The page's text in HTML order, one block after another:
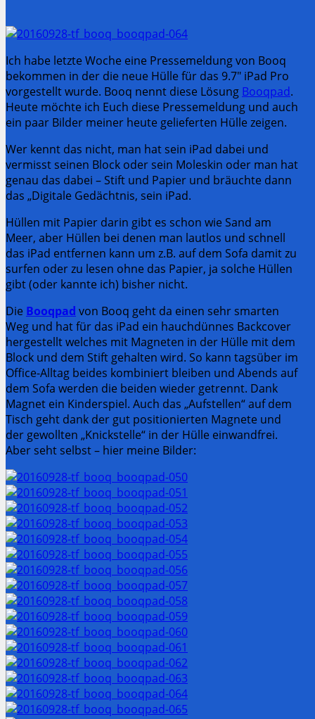
Ich habe letzte Woche eine Pressemeldung von Booq
bekommen in der die neue Hülle für das 9.7″ iPad Pro
vorgestellt wurde. Booq nennt diese Lösung Booqpad.
Heute möchte ich Euch diese Pressemeldung und auch
ein paar Bilder meiner heute gelieferten Hülle zeigen.
Wer kennt das nicht, man hat sein iPad dabei und
vermisst seinen Block oder sein Moleskin oder man hat
genau das dabei – Stift und Papier und bräuchte dann
das „Digitale Gedächtnis, sein iPad.
Hüllen mit Papier darin gibt es schon wie Sand am
Meer, aber Hüllen bei denen man lautlos und schnell
das iPad entfernen kann um z.B. auf dem Sofa damit zu
surfen oder zu lesen ohne das Papier, ja solche Hüllen
gibt (oder kannte ich) bisher nicht.
Die Booqpad von Booq geht da einen sehr smarten
Weg und hat für das iPad ein hauchdünnes Backcover
hergestellt welches mit Magneten in der Hülle mit dem
Block und dem Stift gehalten wird. So kann tagsüber im
Office-Alltag beides kombiniert bleiben und Abends auf
dem Sofa werden die beiden wieder getrennt. Dank
Magnet ein Kinderspiel. Auch das „Aufstellen“ auf dem
Tisch geht dank der gut positionierten Magnete und
der gewollten „Knickstelle“ in der Hülle einwandfrei.
Aber seht selbst – hier meine Bilder: